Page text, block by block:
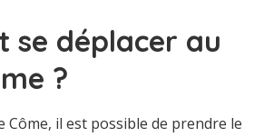
se déplacer au
?
Côme, il est possible de prendre le